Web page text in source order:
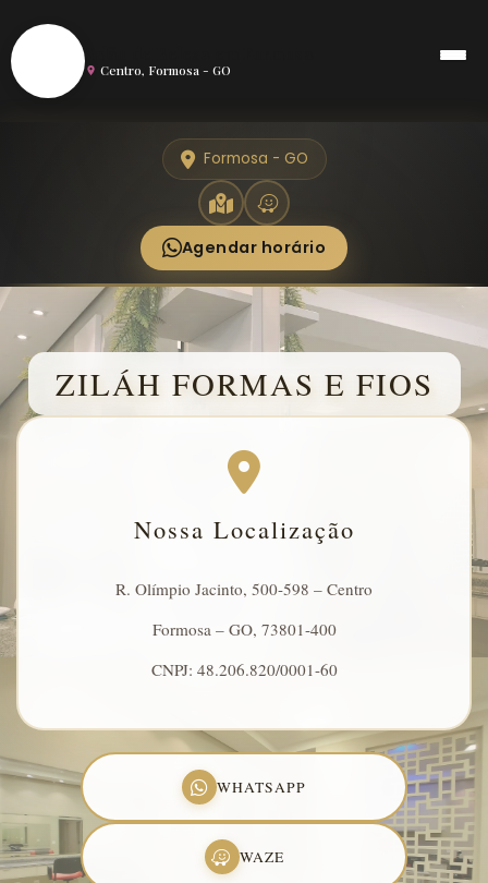
Centro, Formosa - GO
Formosa - GO
Agendar horário
ZILÁH FORMAS E FIOS
Nossa Localização
R. Olímpio Jacinto, 500-598 – Centro
Formosa – GO, 73801-400
CNPJ: 48.206.820/0001-60
WHATSAPP
WAZE